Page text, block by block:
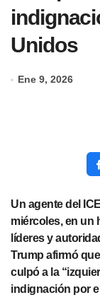
Unidos
Ene 9, 2026
Un agente del ICE mató en Minneapolis a una mujer el
miércoles, en un
líderes y
Trump afirmó
culpó a la
indignación por